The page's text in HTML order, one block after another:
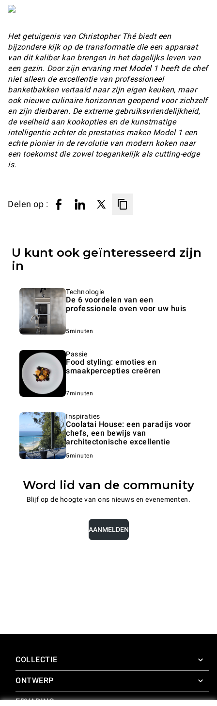
Het getuigenis van Christopher Thé biedt een
bijzondere kijk op de transformatie die een apparaat
van dit kaliber kan brengen in het dagelijks leven van
een gezin. Door zijn ervaring met Model 1 heeft de chef
niet alleen de excellentie van professioneel
banketbakken vertaald naar zijn eigen keuken, maar
ook nieuwe culinaire horizonnen geopend voor zichzelf
en zijn dierbaren. De extreme gebruiksvriendelijkheid,
de veelheid aan kookopties en de kunstmatige
intelligentie achter de prestaties maken Model 1 een
echte pionier in de revolutie van modern koken naar
een toekomst die zowel toegankelijk als cutting-edge
is.
Delen op :
U kunt ook geïnteresseerd zijn
in
Technologie
De 6 voordelen van een
professionele oven voor uw huis
5minuten
Passie
Food styling: emoties en
smaakpercepties creëren
7minuten
Inspiraties
Coolatai House: een paradijs voor
chefs, een bewijs van
architectonische excellentie
5minuten
Word lid van de community
Blijf op de hoogte van ons nieuws en evenementen.
AANMELDEN
COLLECTIE
SuperOven
Accessoires
ONTWERP
ERVARING